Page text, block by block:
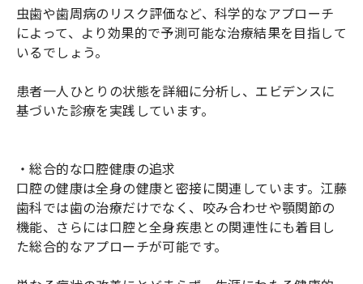
虫歯や歯周病のリスク評価など、科学的なアプローチ
によって、より効果的で予測可能な治療結果を目指して
いるでしょう。
患者一人ひとりの状態を詳細に分析し、エビデンスに
基づいた診療を実践しています。
・総合的な口腔健康の追求
口腔の健康は全身の健康と密接に関連しています。江藤
歯科では歯の治療だけでなく、咬み合わせや顎関節の
機能、さらには口腔と全身疾患との関連性にも着目し
た総合的なアプローチが可能です。